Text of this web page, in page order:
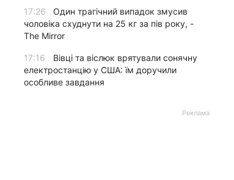
17:26
Один трагічний випадок змусив
чоловіка схуднути на 25 кг за пів року, -
The Mirror
17:16
Вівці та віслюк врятували сонячну
електростанцію у США: їм доручили
особливе завдання
Реклама